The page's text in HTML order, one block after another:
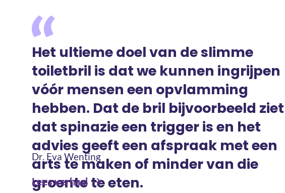
Het ultieme doel van de slimme
toiletbril is dat we kunnen ingrijpen
vóór mensen een opvlamming
hebben. Dat de bril bijvoorbeeld ziet
dat spinazie een trigger is en het
advies geeft een afspraak met een
arts te maken of minder van die
groente te eten.
Dr. Eva Wenting
Lees verhaal